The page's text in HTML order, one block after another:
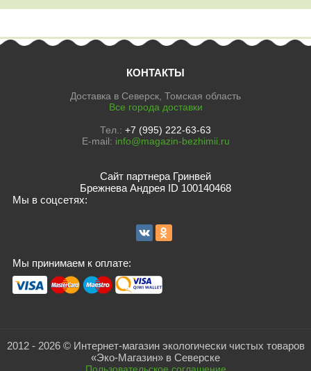
КОНТАКТЫ
Доставка в Северск, Томская область
Все города доставки
Тел.: +7 (995) 222-63-63
E-mail: info@magazin-bezhimii.ru
Сайт партнера Гринвей
Брежнева Андрея ID 100140468
Мы в соцсетях:
Мы принимаем к оплате:
2012 - 2026 © Интернет-магазин экологически чистых товаров
«Эко-Магазин» в Северске